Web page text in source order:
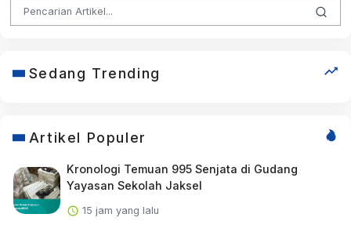
Sedang Trending
Artikel Populer
Kronologi Temuan 995 Senjata di Gudang
Yayasan Sekolah Jaksel
15 jam yang lalu